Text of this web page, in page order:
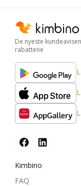
De nyeste
rabattene
Kimbino
FAQ